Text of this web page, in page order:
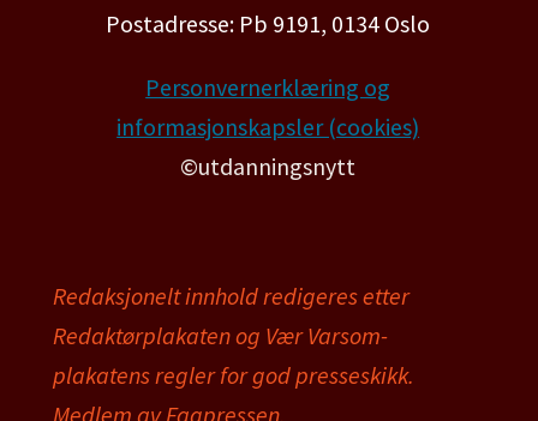
Postadresse: Pb 9191, 0134 Oslo
Personvernerklæring og
informasjonskapsler (cookies)
©utdanningsnytt
Redaksjonelt innhold redigeres etter
Redaktørplakaten og Vær Varsom-
plakatens regler for god presseskikk.
Medlem av Fagpressen.